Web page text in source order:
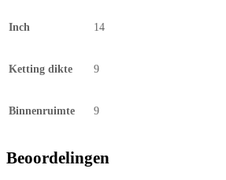
Inch 14
Ketting dikte 9
Binnenruimte 9
Beoordelingen